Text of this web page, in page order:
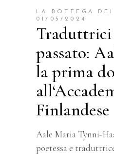
LA BOTTEGA DEI
01/05/2024
Traduttrici
passato:
la prima
Finlandese
Aale Maria Tynni-
poetessa e